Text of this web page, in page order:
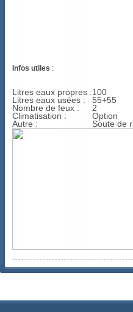
Infos utiles :
Litres eaux propres :100
Litres eaux usées :
55+55
Nombre de feux :
2
Climatisation :
Option
Autre :
Soute de